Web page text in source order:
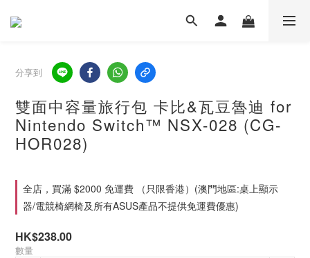
分享到
雙面中容量旅行包 卡比&瓦豆魯迪 for
Nintendo Switch™ NSX-028 (CG-
HOR028)
全店，買滿 $2000 免運費 （只限香港）(澳門地區:桌上顯示
器/電競椅網椅及所有ASUS產品不提供免運費優惠)
HK$238.00
數量